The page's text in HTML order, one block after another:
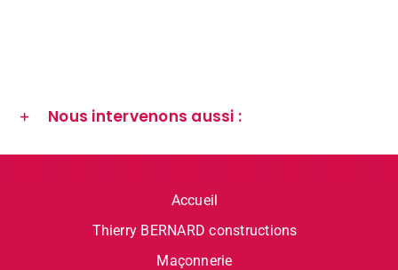
Nous intervenons aussi :
Accueil
Thierry BERNARD constructions
Maçonnerie